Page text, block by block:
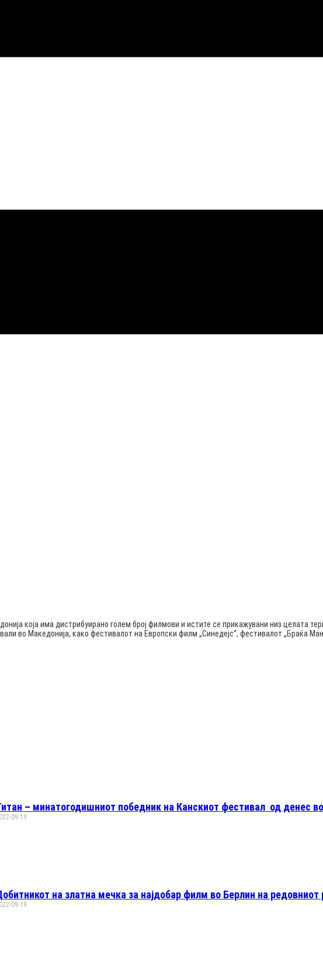
која има дистрибуирано голем број филмови и истите се прикажувани низ целата
во Македонија, како фестивалот на Европски филм „Синедејс“, фестивалот „Браќа
– минатогодишниот победник на Канскиот фестивал од денес
09-19
на златна мечка за најдобар филм во Берлин на редовниот
09-19